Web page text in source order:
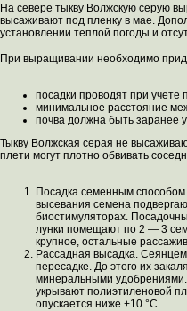
На севере тыкву Волжскую серую
высаживают под пленку в мае.
установлении теплой погоды и
При выращивании необходимо
посадки проводят при учете
минимальное расстояние
почва должна быть заранее
Тыкву Волжская серая не
плети могут плотно обвивать
Посадка семенным
высевания семена
биостимуляторах.
лунки помещают по 2 — 3
крупное, остальные
Рассадная высадка.
пересадке. До этого их
минеральными
укрывают полиэтиленовой
опускается ниже +10 °C.